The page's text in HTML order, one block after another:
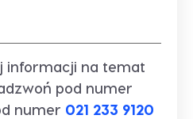
informacji na temat
pod numer
numer 021 233 9120